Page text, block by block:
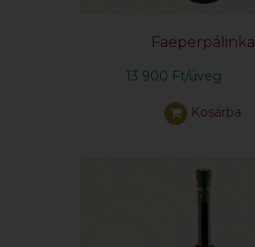
Faeperpálinka
13 900 Ft/üveg
Kosárba